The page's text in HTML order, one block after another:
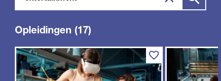
site
Opleidingen (17)